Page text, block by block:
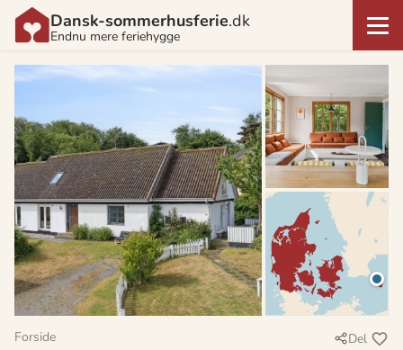
Dansk-sommerhusferie.dk
Endnu mere feriehygge
Forside Del